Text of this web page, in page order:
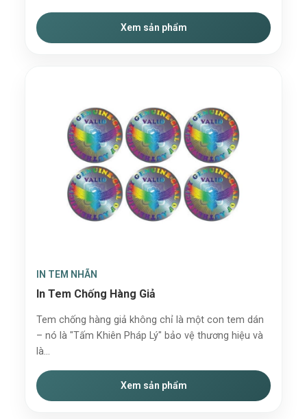
Xem sản phẩm
IN TEM NHÃN
In Tem Chống Hàng Giả
Tem chống hàng giả không chỉ là một con tem dán
– nó là "Tấm Khiên Pháp Lý" bảo vệ thương hiệu và
là...
Xem sản phẩm